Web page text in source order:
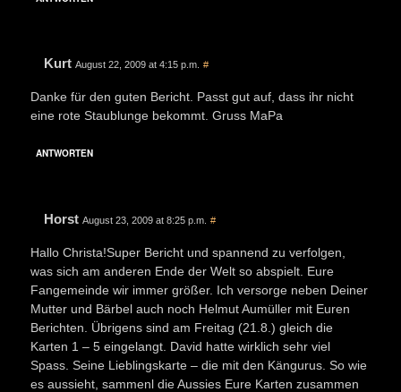
Kurt August 22, 2009 at 4:15 p.m. #
Danke für den guten Bericht. Passt gut auf, dass ihr nicht
eine rote Staublunge bekommt. Gruss MaPa
ANTWORTEN
Horst August 23, 2009 at 8:25 p.m. #
Hallo Christa!Super Bericht und spannend zu verfolgen,
was sich am anderen Ende der Welt so abspielt. Eure
Fangemeinde wir immer größer. Ich versorge neben Deiner
Mutter und Bärbel auch noch Helmut Aumüller mit Euren
Berichten. Übrigens sind am Freitag (21.8.) gleich die
Karten 1 – 5 eingelangt. David hatte wirklich sehr viel
Spass. Seine Lieblingskarte – die mit den Kängurus. So wie
es aussieht, sammenl die Aussies Eure Karten zusammen